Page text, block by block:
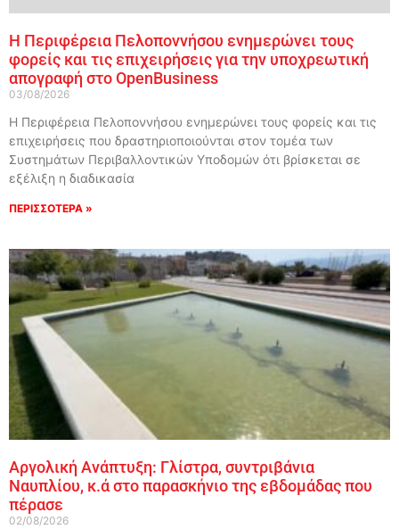
Η Περιφέρεια Πελοποννήσου ενημερώνει τους
φορείς και τις επιχειρήσεις για την υποχρεωτική
απογραφή στο OpenBusiness
03/08/2026
Η Περιφέρεια Πελοποννήσου ενημερώνει τους φορείς και τις
επιχειρήσεις που δραστηριοποιούνται στον τομέα των
Συστημάτων Περιβαλλοντικών Υποδομών ότι βρίσκεται σε
εξέλιξη η διαδικασία
ΠΕΡΙΣΣΟΤΕΡΑ »
Αργολική Ανάπτυξη: Γλίστρα, συντριβάνια
Ναυπλίου, κ.ά στο παρασκήνιο της εβδομάδας που
πέρασε
02/08/2026